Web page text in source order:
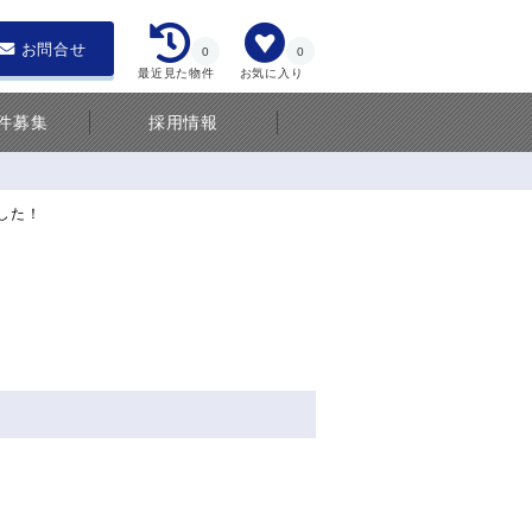
お気に入り
0
最近見た物件
0
お問合せ
募集 採用情報
た！